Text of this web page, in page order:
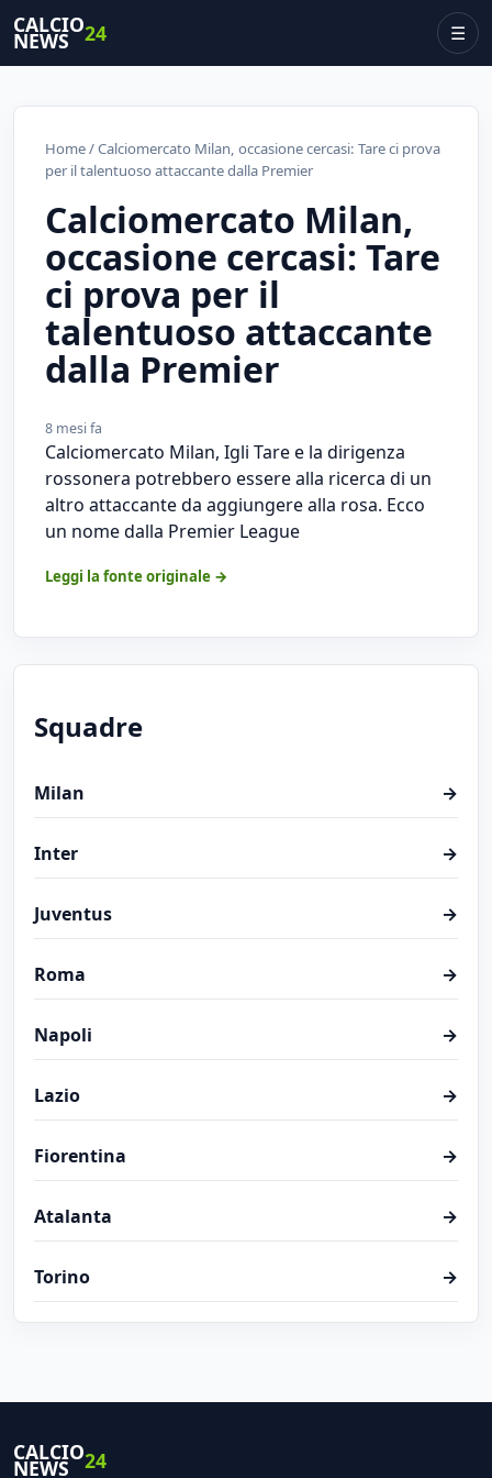
CALCIO
NEWS 24 ☰
Home/ Calciomercato Milan, occasione cercasi: Tare ci prova
per il talentuoso attaccante dalla Premier
Calciomercato Milan,
occasione cercasi: Tare
ci prova per il
talentuoso attaccante
dalla Premier
8 mesi fa
Calciomercato Milan, Igli Tare e la dirigenza
rossonera potrebbero essere alla ricerca di un
altro attaccante da aggiungere alla rosa. Ecco
un nome dalla Premier League
Leggi la fonte originale →
Squadre
Milan →
Inter →
Juventus →
Roma →
Napoli →
Lazio →
Fiorentina →
Atalanta →
Torino →
CALCIO
NEWS 24